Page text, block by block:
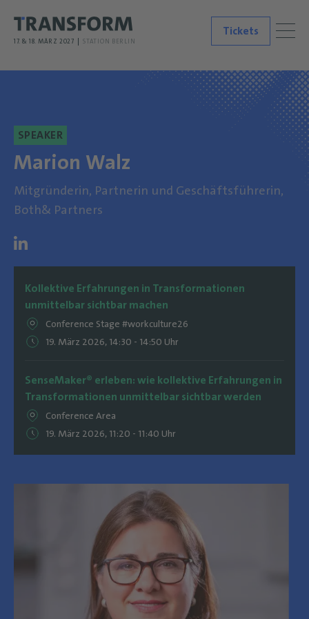
17. & 18. MÄRZ 2027 STATION BERLIN
Tickets
SPEAKER
Marion Walz
Mitgründerin, Partnerin und Geschäftsführerin,
Both& Partners
Kollektive Erfahrungen in Transformationen
unmittelbar sichtbar machen
Conference Stage #workculture26
19. März 2026, 14:30 - 14:50 Uhr
SenseMaker® erleben: wie kollektive Erfahrungen in
Transformationen unmittelbar sichtbar werden
Conference Area
19. März 2026, 11:20 - 11:40 Uhr